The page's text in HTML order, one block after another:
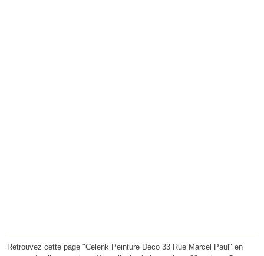
Retrouvez cette page "Celenk Peinture Deco 33 Rue Marcel Paul" en